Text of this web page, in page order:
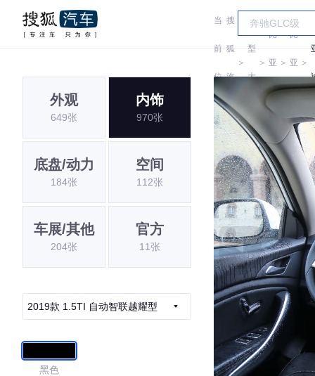
当
前
位
置:
搜
狐
汽
车
＞
车
型
大
＞
比
亚
迪
＞
比
亚
迪
＞
外观
649张
内饰
970张
底盘/动力
184张
空间
112张
车展/其他
204张
官方
11张
2019款 1.5TI 自动智联越耀型
黑色